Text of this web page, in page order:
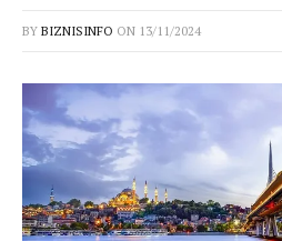
BY BIZNISINFO ON 13/11/2024